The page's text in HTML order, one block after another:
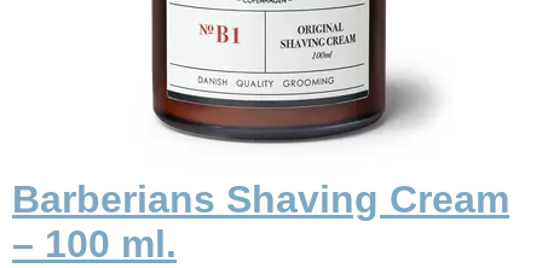
Barberians Shaving Cream
– 100 ml.